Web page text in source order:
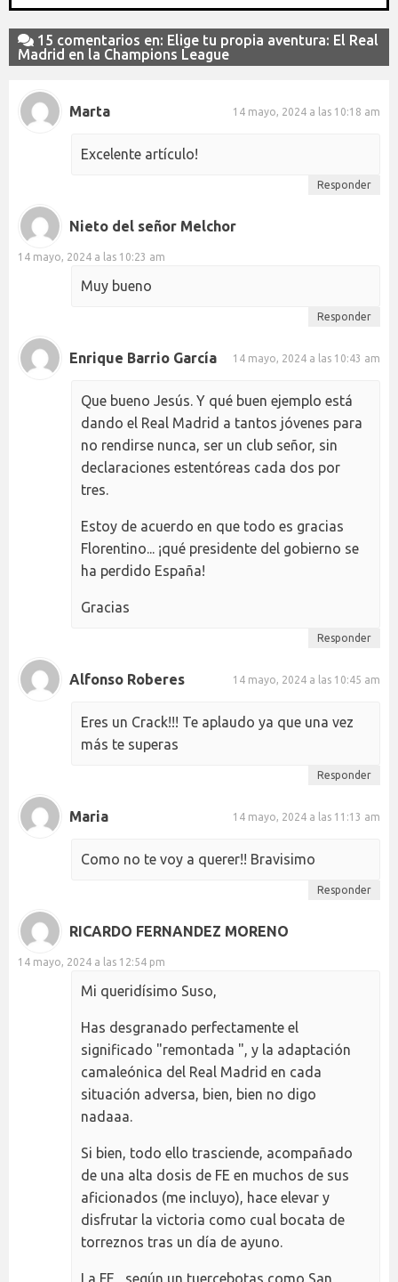
15 comentarios en: Elige tu propia aventura: El Real
Madrid en la Champions League
Marta 14 mayo, 2024 a las 10:18 am
Excelente artículo!
Responder
Nieto del señor Melchor
14 mayo, 2024 a las 10:23 am
Muy bueno
Responder
Enrique Barrio García 14 mayo, 2024 a las 10:43 am
Que bueno Jesús. Y qué buen ejemplo está
dando el Real Madrid a tantos jóvenes para
no rendirse nunca, ser un club señor, sin
declaraciones estentóreas cada dos por
tres.
Estoy de acuerdo en que todo es gracias
Florentino... ¡qué presidente del gobierno se
ha perdido España!
Gracias
Responder
Alfonso Roberes 14 mayo, 2024 a las 10:45 am
Eres un Crack!!! Te aplaudo ya que una vez
más te superas
Responder
Maria 14 mayo, 2024 a las 11:13 am
Como no te voy a querer!! Bravisimo
Responder
RICARDO FERNANDEZ MORENO
14 mayo, 2024 a las 12:54 pm
Mi queridísimo Suso,
Has desgranado perfectamente el
significado "remontada ", y la adaptación
camaleónica del Real Madrid en cada
situación adversa, bien, bien no digo
nadaaa.
Si bien, todo ello trasciende, acompañado
de una alta dosis de FE en muchos de sus
aficionados (me incluyo), hace elevar y
disfrutar la victoria como cual bocata de
torreznos tras un día de ayuno.
La FE , según un tuercebotas como San